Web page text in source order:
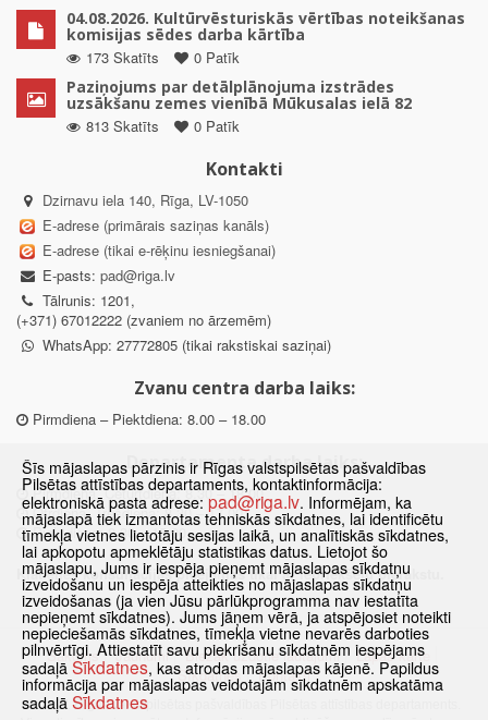
04.08.2026. Kultūrvēsturiskās vērtības noteikšanas
komisijas sēdes darba kārtība
173 Skatīts
0 Patīk
Paziņojums par detālplānojuma izstrādes
uzsākšanu zemes vienībā Mūkusalas ielā 82
813 Skatīts
0 Patīk
Kontakti
Dzirnavu iela 140, Rīga, LV-1050
E-adrese (primārais saziņas kanāls)
E-adrese (tikai e-rēķinu iesniegšanai)
E-pasts: pad@riga.lv
Tālrunis: 1201,
(+371) 67012222 (zvaniem no ārzemēm)
WhatsApp: 27772805 (tikai rakstiskai saziņai)
Zvanu centra darba laiks:
Pirmdiena – Piektdiena: 8.00 – 18.00
Departamenta darba laiks:
Pirmdiena, Ceturtdiena: 8.30 – 18.00
Otrdiena, Trešdiena: 8.30 – 17.00
Piektdiena: 8.30 – 15.00
Klātienes konsultācijas pieejamas tikai ar iepriekšēju pierakstu.
Sākums Jaunumi Biežāk uzdotie jautājumi
Lapas karte
Sīkdatnes
Kontakti
© 2021 Rīgas valstspilsētas pašvaldības Pilsētas attīstības departaments.
Šīs mājaslapas pārzinis ir Rīgas valstspilsētas pašvaldības
Pilsētas attīstības departaments, kontaktinformācija:
elektroniskā pasta adrese: pad@riga.lv. Informējam, ka
mājaslapā tiek izmantotas tehniskās sīkdatnes, lai identificētu
tīmekļa vietnes lietotāju sesijas laikā, un analītiskās sīkdatnes,
lai apkopotu apmeklētāju statistikas datus. Lietojot šo
mājaslapu, Jums ir iespēja pieņemt mājaslapas sīkdatņu
izveidošanu un iespēja atteikties no mājaslapas sīkdatņu
izveidošanas (ja vien Jūsu pārlūkprogramma nav iestatīta
nepieņemt sīkdatnes). Jums jāņem vērā, ja atspējosiet noteikti
nepieciešamās sīkdatnes, tīmekļa vietne nevarēs darboties
pilnvērtīgi. Attiestatīt savu piekrišanu sīkdatnēm iespējams
sadaļā Sīkdatnes, kas atrodas mājaslapas kājenē. Papildus
informācija par mājaslapas veidotajām sīkdatnēm apskatāma
sadaļā Sīkdatnes